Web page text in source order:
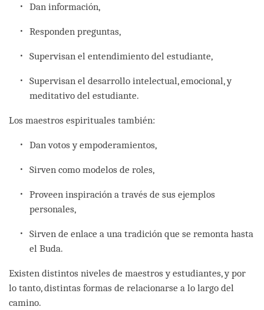
Dan información,
Responden preguntas,
Supervisan el entendimiento del estudiante,
Supervisan el desarrollo intelectual, emocional, y
meditativo del estudiante.
Los maestros espirituales también:
Dan votos y empoderamientos,
Sirven como modelos de roles,
Proveen inspiración a través de sus ejemplos
personales,
Sirven de enlace a una tradición que se remonta hasta
el Buda.
Existen distintos niveles de maestros y estudiantes, y por
lo tanto, distintas formas de relacionarse a lo largo del
camino.